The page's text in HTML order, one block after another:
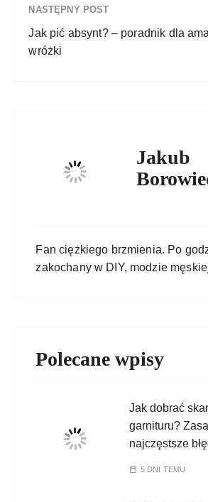
NASTĘPNY POST
Jak pić absynt? – poradnik dla
wróżki
Jakub
Fan ciężkiego brzmienia. Po
zakochany w DIY, modzie
Polecane wpisy
Jak dobrać
garnituru?
najczęstsze
5 DNI TEMU